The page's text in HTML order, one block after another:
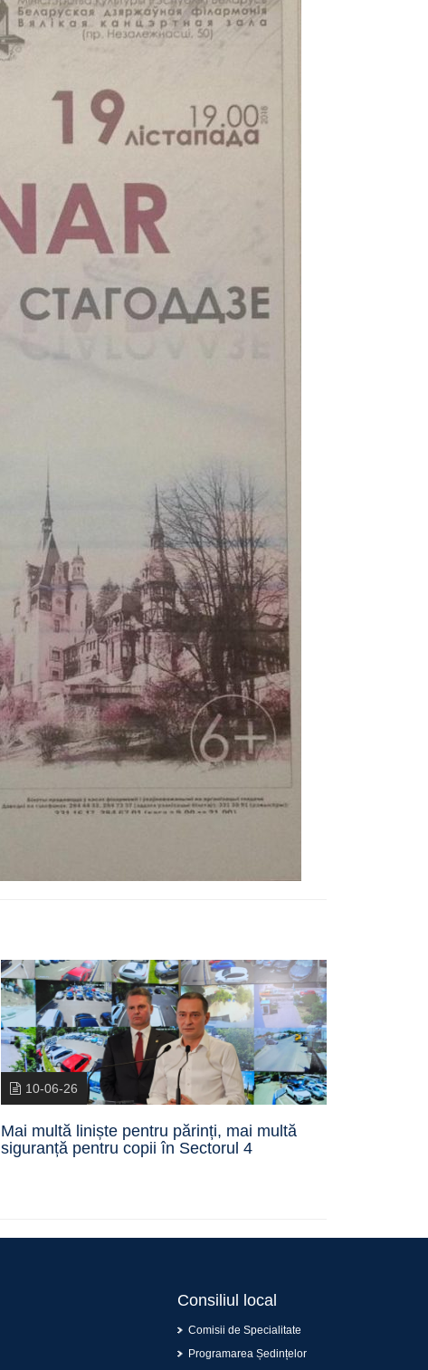
10-06-26
Mai multă liniște pentru părinți, mai multă
siguranță pentru copii în Sectorul 4
Consiliul local
Comisii de Specialitate
Programarea Ședințelor